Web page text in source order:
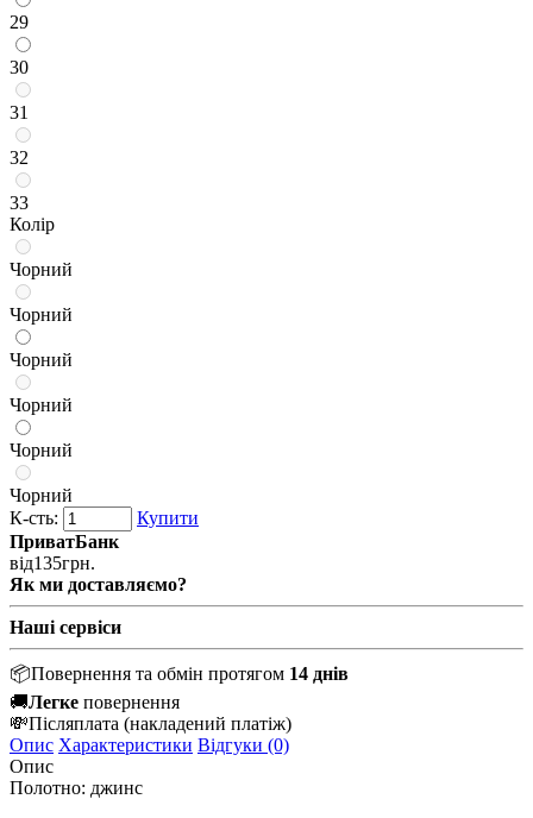
29
30
31
32
33
Колір
Чорний
Чорний
Чорний
Чорний
Чорний
Чорний
К-сть:
Купити
ПриватБанк
від135грн.
Як ми доставляємо?
Наші сервіси
📦Повернення та обмін протягом 14 днів
🚚Легке повернення
💸Післяплата (накладений платіж)
Опис Характеристики Відгуки (0)
Опис
Полотно: джинс